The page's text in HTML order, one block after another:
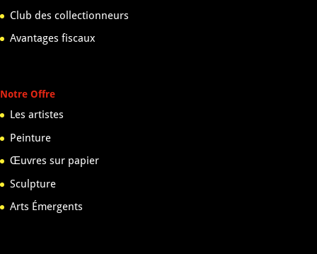
Club des collectionneurs
Avantages fiscaux
Notre Offre
Les artistes
Peinture
Œuvres sur papier
Sculpture
Arts Émergents